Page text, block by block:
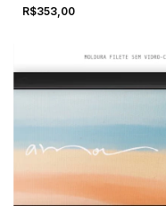
R$353,00